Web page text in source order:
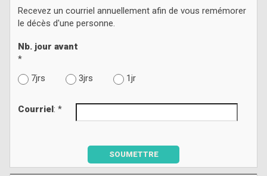
Recevez un courriel annuellement afin de vous remémorer
le décès d'une personne.
Nb. jour avant
*
7jrs
3jrs 1jr
Courriel : *
SOUMETTRE